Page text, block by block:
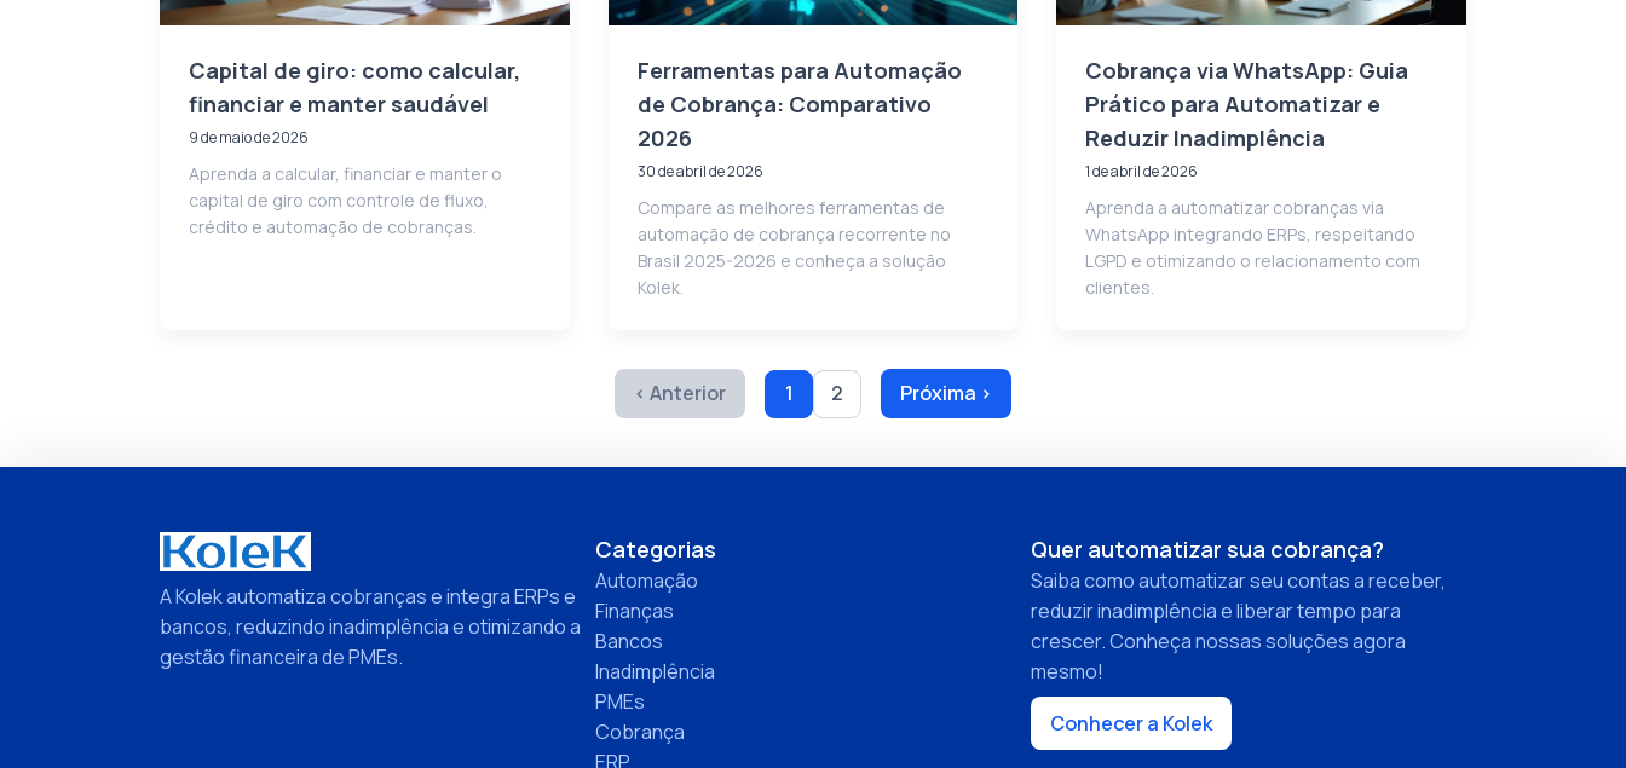
Capital de giro: como calcular,
financiar e manter saudável
9 de maio de 2026
Aprenda a calcular, financiar e manter o
capital de giro com controle de fluxo,
crédito e automação de cobranças.
Ferramentas para Automação
de Cobrança: Comparativo
2026
30 de abril de 2026
Compare as melhores ferramentas de
automação de cobrança recorrente no
Brasil 2025-2026 e conheça a solução
Kolek.
Cobrança via WhatsApp: Guia
Prático para Automatizar e
Reduzir Inadimplência
1 de abril de 2026
Aprenda a automatizar cobranças via
WhatsApp integrando ERPs, respeitando
LGPD e otimizando o relacionamento com
clientes.
‹ Anterior 1 2 Próxima ›
A Kolek automatiza cobranças e integra ERPs e
bancos, reduzindo inadimplência e otimizando a
gestão financeira de PMEs.
Categorias
Automação
Finanças
Bancos
Inadimplência
PMEs
Cobrança
ERP
Quer automatizar sua cobrança?
Saiba como automatizar seu contas a receber,
reduzir inadimplência e liberar tempo para
crescer. Conheça nossas soluções agora
mesmo!
Conhecer a Kolek